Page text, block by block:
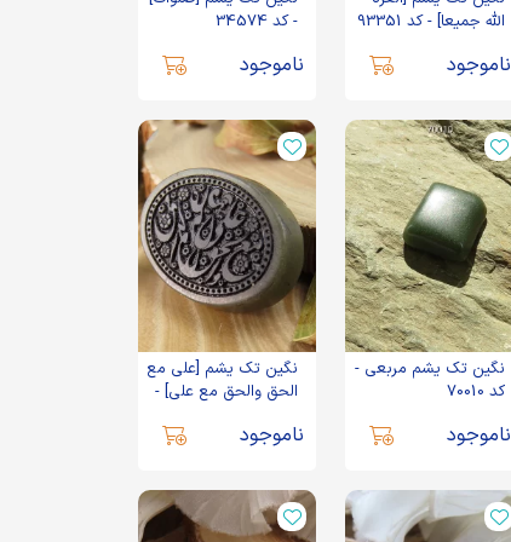
الله جمیعا] - کد 93351
ناموجود
- کد 34574
ناموجود
نگین تک یشم مربعی -
کد 70010
ناموجود
نگین تک یشم [علی مع
الحق والحق مع علی] -
ناموجود